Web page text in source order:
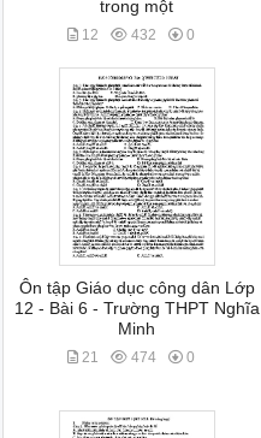
trong một
12 432 0
Ôn tập Giáo dục công dân Lớp
12 - Bài 6 - Trường THPT Nghĩa
Minh
21 474 0